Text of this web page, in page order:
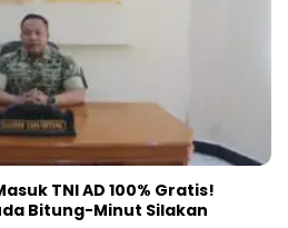
TNI AD 100% Gratis!
Bitung-Minut Silakan